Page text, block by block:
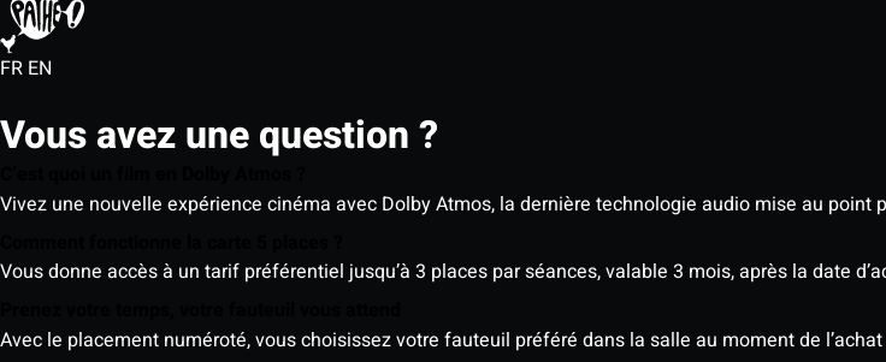
FR EN
Vous avez une question ?
Vivez une nouvelle expérience cinéma avec Dolby Atmos, la dernière technologie audio mise au
Vous donne accès à un tarif préférentiel jusqu’à 3 places par séances, valable 3 mois, après la date
Avec le placement numéroté, vous choisissez votre fauteuil préféré dans la salle au moment de